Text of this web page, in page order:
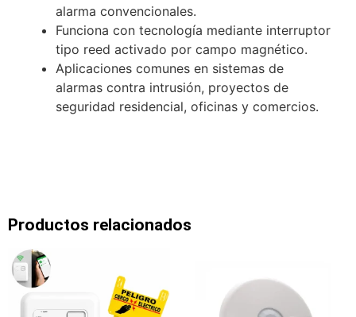
alarma convencionales.
Funciona con tecnología mediante interruptor
tipo reed activado por campo magnético.
Aplicaciones comunes en sistemas de
alarmas contra intrusión, proyectos de
seguridad residencial, oficinas y comercios.
Productos relacionados